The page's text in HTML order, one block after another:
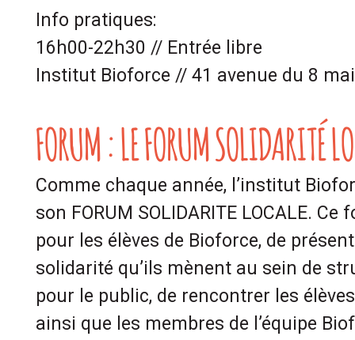
Info pratiques:
16h00-22h30 // Entrée libre
Institut Bioforce // 41 avenue du 8
FORUM : LE FORUM SOLIDARITÉ
Comme chaque année, l’institut
son FORUM SOLIDARITE LOCALE.
pour les élèves de Bioforce, de
solidarité qu’ils mènent au sein de
pour le public, de rencontrer les
ainsi que les membres de l’équipe